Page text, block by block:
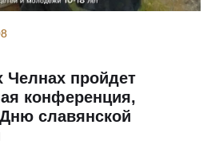
пройдет
конференция,
славянской